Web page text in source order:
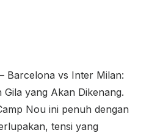
– Barcelona vs Inter Milan:
yang Akan Dikenang.
Nou ini penuh dengan
tensi yang